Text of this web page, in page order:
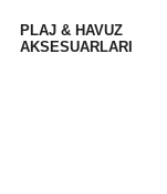
PLAJ & HAVUZ
AKSESUARLARI